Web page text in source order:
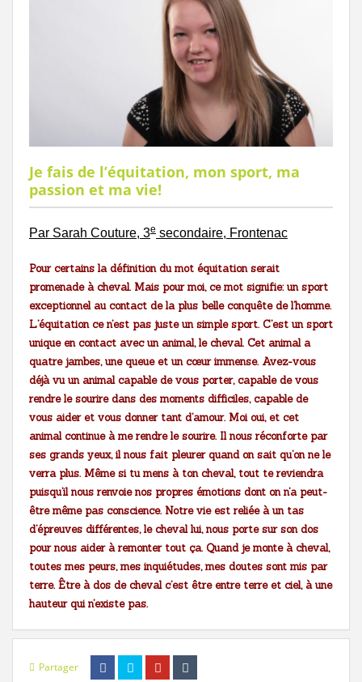
Je fais de l’équitation, mon sport, ma
passion et ma vie!
Par Sarah Couture, 3e secondaire, Frontenac
Pour certains la définition du mot équitation serait
promenade à cheval. Mais pour moi, ce mot signifie: un sport
exceptionnel au contact de la plus belle conquête de l’homme.
L’équitation ce n’est pas juste un simple sport. C’est un sport
unique en contact avec un animal, le cheval. Cet animal a
quatre jambes, une queue et un cœur immense. Avez-vous
déjà vu un animal capable de vous porter, capable de vous
rendre le sourire dans des moments difficiles, capable de
vous aider et vous donner tant d’amour. Moi oui, et cet
animal continue à me rendre le sourire. Il nous réconforte par
ses grands yeux, il nous fait pleurer quand on sait qu’on ne le
verra plus. Même si tu mens à ton cheval, tout te reviendra
puisqu’il nous renvoie nos propres émotions dont on n’a peut-
être même pas conscience. Notre vie est reliée à un tas
d’épreuves différentes, le cheval lui, nous porte sur son dos
pour nous aider à remonter tout ça. Quand je monte à cheval,
toutes mes peurs, mes inquiétudes, mes doutes sont mis par
terre. Être à dos de cheval c’est être entre terre et ciel, à une
hauteur qui n’existe pas.
Partager